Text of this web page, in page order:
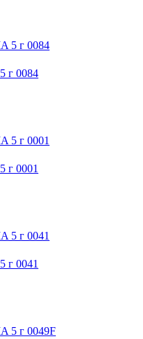
г 0084
г 0001
г 0041